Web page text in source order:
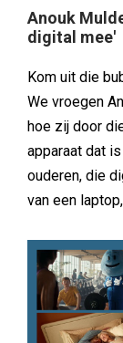
Anouk
digital mee'
Kom uit die
We vroegen
hoe zij door
apparaat dat
ouderen, die
van een